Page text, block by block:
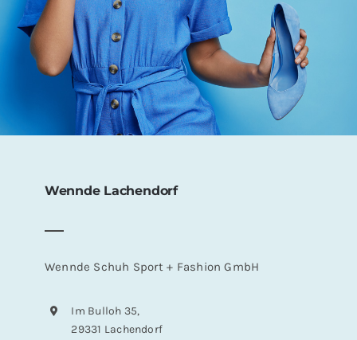
Wennde Lachendorf
Wennde Schuh Sport + Fashion GmbH
Im Bulloh 35,
29331 Lachendorf